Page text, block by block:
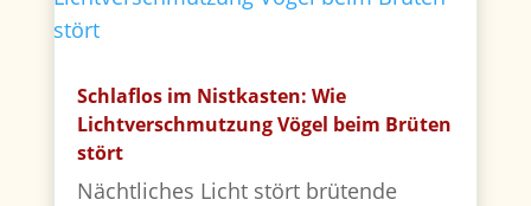
Schlaflos im Nistkasten: Wie
Lichtverschmutzung Vögel beim Brüten
stört
Nächtliches Licht stört brütende